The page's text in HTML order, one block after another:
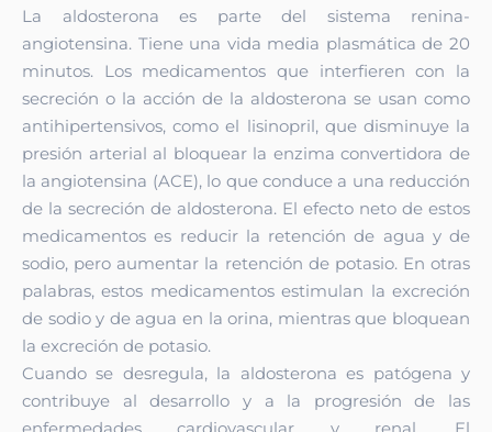
La aldosterona es parte del sistema renina-
angiotensina. Tiene una vida media plasmática de 20
minutos. Los medicamentos que interfieren con la
secreción o la acción de la aldosterona se usan como
antihipertensivos, como el lisinopril, que disminuye la
presión arterial al bloquear la enzima convertidora de
la angiotensina (ACE), lo que conduce a una reducción
de la secreción de aldosterona. El efecto neto de estos
medicamentos es reducir la retención de agua y de
sodio, pero aumentar la retención de potasio. En otras
palabras, estos medicamentos estimulan la excreción
de sodio y de agua en la orina, mientras que bloquean
la excreción de potasio.
Cuando se desregula, la aldosterona es patógena y
contribuye al desarrollo y a la progresión de las